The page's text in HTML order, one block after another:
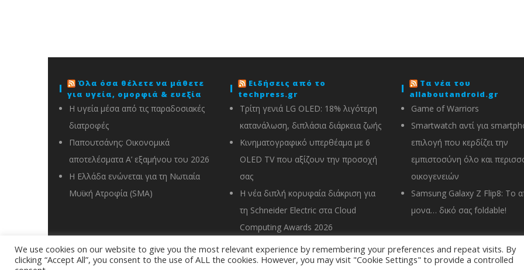
Όλα όσα θέλετε να μάθετε
για υγεία, ομορφιά & ευεξία
Η υγεία μέσα από τις παραδοσιακές
διατροφές
Παπουτσάνης: Οικονομικά
αποτελέσματα Α’ εξαμήνου του 2026
Η Ελλάδα ενώνεται για τη Νωτιαία
Μυϊκή Ατροφία (SMA)
Ειδήσεις από το
techpress.gr
Τρίτη γενιά LG OLED: 18% λιγότερη
κατανάλωση, διπλάσια διάρκεια ζωής
Κινηματογραφικό υπερθέαμα με 6
OLED TV που αξίζουν την προσοχή
σας
Η νέα διπλή κορυφαία διάκριση για
τη Schneider Electric στα Cloud
Computing Awards 2026
Τα νέα του
allaboutandroid.gr
Game of Warriors
Smartwatch αντί για
επιλογή που κερδίζει την
εμπιστοσύνη όλο και
οικογενειών
Samsung Galaxy Z Flip8: Το
μονα… δικό σας foldable!
info@energyin.gr
We use cookies on our website to give you the most relevant experience by remembering your preferences and repeat visits. By
clicking “Accept All”, you consent to the use of ALL the cookies. However, you may visit "Cookie Settings" to provide a controlled